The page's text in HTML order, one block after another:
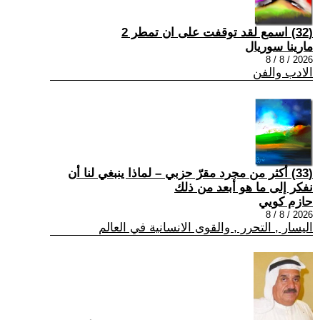
(32) اسمع لقد توقفت على ان تمطر 2
مارينا سوريال
2026 / 8 / 8
الادب والفن
(33) أكثر من مجرد مقرّ حزبي – لماذا ينبغي لنا أن
نفكر إلى ما هو أبعد من ذلك
حازم كويي
2026 / 8 / 8
اليسار , التحرر , والقوى الانسانية في العالم